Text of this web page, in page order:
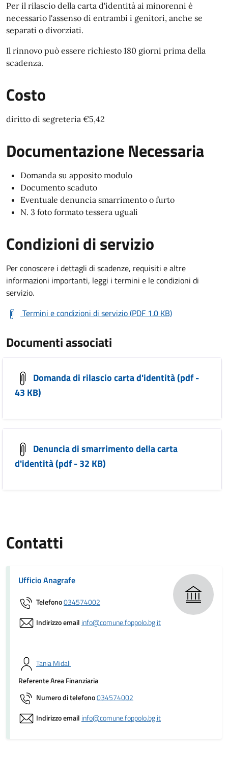
Per il rilascio della carta d'identità ai minorenni è
necessario l'assenso di entrambi i genitori, anche se
separati o divorziati.
Il rinnovo può essere richiesto 180 giorni prima della
scadenza.
Costo
diritto di segreteria €5,42
Documentazione Necessaria
Domanda su apposito modulo
Documento scaduto
Eventuale denuncia smarrimento o furto
N. 3 foto formato tessera uguali
Condizioni di servizio
Per conoscere i dettagli di scadenze, requisiti e altre
informazioni importanti, leggi i termini e le condizioni di
servizio.
Termini e condizioni di servizio (PDF 1.0 KB)
Documenti associati
Domanda di rilascio carta d'identità (pdf -
43 KB)
Denuncia di smarrimento della carta
d'identità (pdf - 32 KB)
Contatti
Ufficio Anagrafe
Telefono034574002
Indirizzo email info@comune.foppolo.bg.it
Tania Midali
Referente Area Finanziaria
Numero di telefono034574002
Indirizzo email info@comune.foppolo.bg.it